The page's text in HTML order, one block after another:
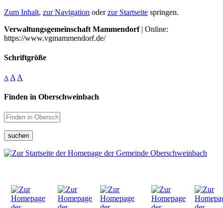
Zum Inhalt, zur Navigation oderzur Startseite springen.
Verwaltungsgemeinschaft Mammendorf| Online:
https://www.vgmammendorf.de/
Schriftgröße
A A A
Finden in Oberschweinbach
suchen